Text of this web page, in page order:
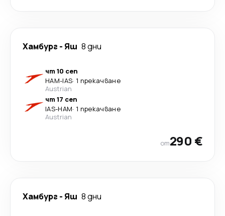
Хамбург- Яш 8 дни
чт 10 сеп
HAM-IAS· 1 прекачване
Austrian
чт 17 сеп
IAS-HAM· 1 прекачване
Austrian
от290 €
Хамбург- Яш 8 дни